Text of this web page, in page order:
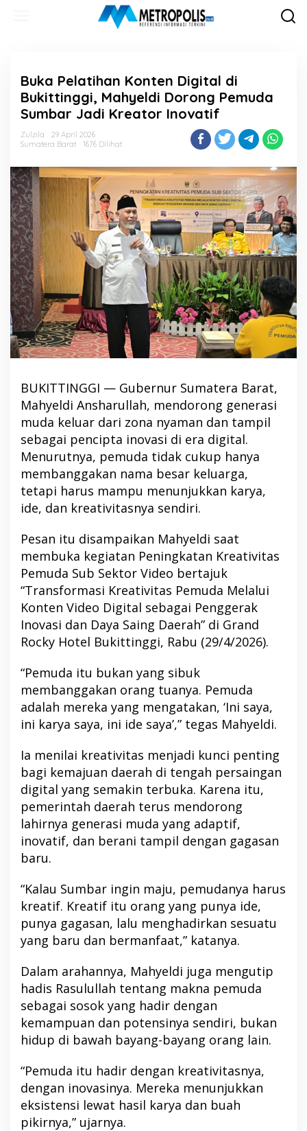
Buka Pelatihan Konten Digital di
Bukittinggi, Mahyeldi Dorong Pemuda
Sumbar Jadi Kreator Inovatif
Zulzila
29 April 2026
Sumatera Barat
1676 Dilihat
BUKITTINGGI — Gubernur Sumatera Barat,
Mahyeldi Ansharullah, mendorong generasi
muda keluar dari zona nyaman dan tampil
sebagai pencipta inovasi di era digital.
Menurutnya, pemuda tidak cukup hanya
membanggakan nama besar keluarga,
tetapi harus mampu menunjukkan karya,
ide, dan kreativitasnya sendiri.
Pesan itu disampaikan Mahyeldi saat
membuka kegiatan Peningkatan Kreativitas
Pemuda Sub Sektor Video bertajuk
“Transformasi Kreativitas Pemuda Melalui
Konten Video Digital sebagai Penggerak
Inovasi dan Daya Saing Daerah” di Grand
Rocky Hotel Bukittinggi, Rabu (29/4/2026).
“Pemuda itu bukan yang sibuk
membanggakan orang tuanya. Pemuda
adalah mereka yang mengatakan, ‘Ini saya,
ini karya saya, ini ide saya’,” tegas Mahyeldi.
Ia menilai kreativitas menjadi kunci penting
bagi kemajuan daerah di tengah persaingan
digital yang semakin terbuka. Karena itu,
pemerintah daerah terus mendorong
lahirnya generasi muda yang adaptif,
inovatif, dan berani tampil dengan gagasan
baru.
“Kalau Sumbar ingin maju, pemudanya harus
kreatif. Kreatif itu orang yang punya ide,
punya gagasan, lalu menghadirkan sesuatu
yang baru dan bermanfaat,” katanya.
Dalam arahannya, Mahyeldi juga mengutip
hadis Rasulullah tentang makna pemuda
sebagai sosok yang hadir dengan
kemampuan dan potensinya sendiri, bukan
hidup di bawah bayang-bayang orang lain.
“Pemuda itu hadir dengan kreativitasnya,
dengan inovasinya. Mereka menunjukkan
eksistensi lewat hasil karya dan buah
pikirnya,” ujarnya.